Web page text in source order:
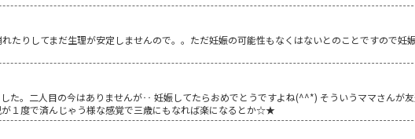
たりしてまだ生理が安定しませんので。。ただ妊娠の可能性もなくはないとのことですので妊
た。二人目の今はありませんが‥ 妊娠してたらおめでとうですよね(^^*) そういうママさんが友
１度で済んじゃう様な感覚で三歳にもなれば楽になるとか☆★